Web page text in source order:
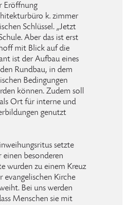
Eröffnung
k. zimmer
Schlüssel. „Jetzt
Aber das ist erst
mit Blick auf die
ist der Aufbau eines
Rundbau, in dem
Bedingungen
können. Zudem soll
Ort für interne und
genutzt
setzte
einen besonderen
wurden zu einem Kreuz
evangelischen Kirche
Bei uns werden
Menschen sie mit